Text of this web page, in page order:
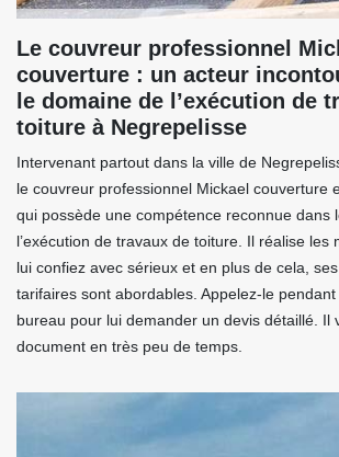
Le couvreur professionnel
couverture : un acteur
le domaine de l’exécution de
toiture à Negrepelisse
Intervenant partout dans la ville de
le couvreur professionnel Mickael couverture
qui possède une compétence reconnue dans
l’exécution de travaux de toiture. Il réalise les
lui confiez avec sérieux et en plus de cela,
tarifaires sont abordables. Appelez-le
bureau pour lui demander un devis détaillé. Il
document en très peu de temps.